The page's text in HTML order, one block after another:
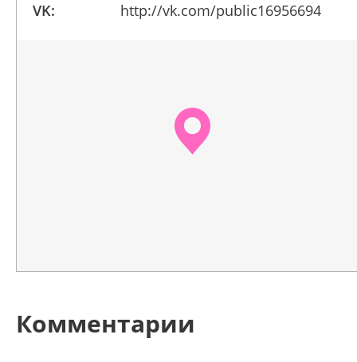
VK:
http://vk.com/public16956694
Комментарии